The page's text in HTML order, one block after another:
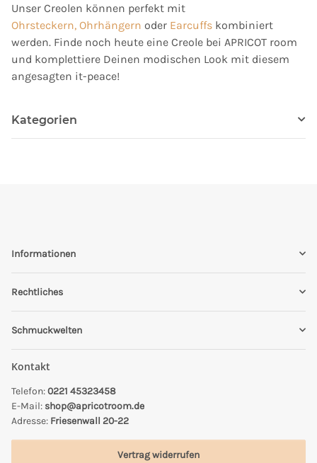
Unser Creolen können perfekt mit
Ohrsteckern, Ohrhängern oder Earcuffs kombiniert
werden. Finde noch heute eine Creole bei APRICOT room
und komplettiere Deinen modischen Look mit diesem
angesagten it-peace!
Kategorien
Informationen
Rechtliches
Schmuckwelten
Kontakt
Telefon:0221 45323458
E-Mail: shop@apricotroom.de
Adresse: Friesenwall 20-22
Vertrag widerrufen